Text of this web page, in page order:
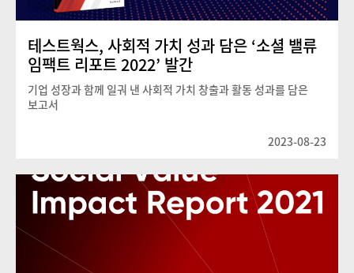
테스트웍스, 사회적 가치 성과 담은 ‘소셜 밸류
임팩트 리포트 2022’ 발간
기업 성장과 함께 일궈 낸 사회적 가치 창출과 활동 성과를 담은
보고서
2023-08-23